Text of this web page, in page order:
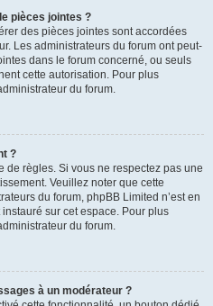
pièces jointes ?
des pièces jointes sont accordées
Les administrateurs du forum ont peut-
dans le forum concerné, ou seuls
cette autorisation. Pour plus
du forum.
?
règles. Si vous ne respectez pas une
Veuillez noter que cette
du forum, phpBB Limited n’est en
sur cet espace. Pour plus
du forum.
à un modérateur ?